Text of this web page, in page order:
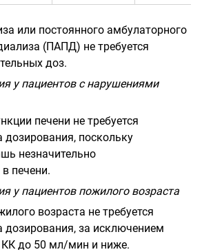
или постоянного амбулаторного
(ПАПД) не требуется
доз.
у пациентов с нарушениями
печени не требуется
поскольку
незначительно
печени.
у пациентов пожилого возраста
возраста не требуется
дозирования, за исключением
КК до 50 мл/мин и ниже.